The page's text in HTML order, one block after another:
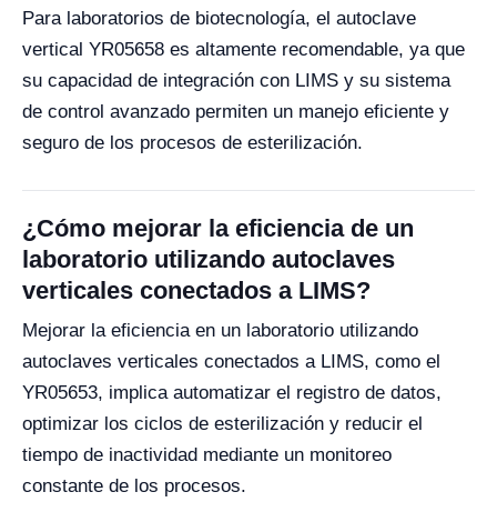
Para laboratorios de biotecnología, el autoclave
vertical YR05658 es altamente recomendable, ya que
su capacidad de integración con LIMS y su sistema
de control avanzado permiten un manejo eficiente y
seguro de los procesos de esterilización.
¿Cómo mejorar la eficiencia de un
laboratorio utilizando autoclaves
verticales conectados a LIMS?
Mejorar la eficiencia en un laboratorio utilizando
autoclaves verticales conectados a LIMS, como el
YR05653, implica automatizar el registro de datos,
optimizar los ciclos de esterilización y reducir el
tiempo de inactividad mediante un monitoreo
constante de los procesos.